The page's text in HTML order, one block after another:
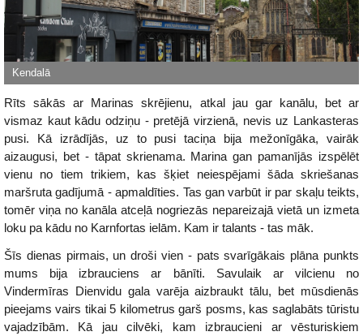
Rīts sākās ar Marinas skrējienu, atkal jau gar kanālu, bet ar
vismaz kaut kādu odziņu - pretējā virzienā, nevis uz Lankasteras
pusi. Kā izrādījās, uz to pusi taciņa bija mežonīgāka, vairāk
aizaugusi, bet - tāpat skrienama. Marina gan pamanījās izspēlēt
vienu no tiem trikiem, kas šķiet neiespējami šāda skriešanas
maršruta gadījumā - apmaldīties. Tas gan varbūt ir par skaļu teikts,
tomēr viņa no kanāla atceļā nogriezās nepareizajā vietā un izmeta
loku pa kādu no Karnfortas ielām. Kam ir talants - tas māk.
Šīs dienas pirmais, un droši vien - pats svarīgākais plāna punkts
mums bija izbrauciens ar bānīti. Savulaik ar vilcienu no
Vindermīras Dienvidu gala varēja aizbraukt tālu, bet mūsdienās
pieejams vairs tikai 5 kilometrus garš posms, kas saglabāts tūristu
vajadzībām. Kā jau cilvēki, kam izbraucieni ar vēsturiskiem